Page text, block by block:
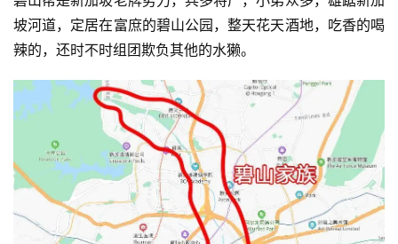
坡河道，定居在富庶的碧山公园，整天花天酒地，吃香的喝
辣的，还时不时组团欺负其他的水獭。